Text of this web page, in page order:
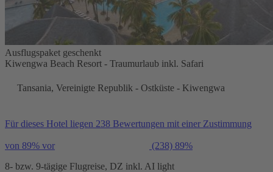
Ausflugspaket geschenkt
Kiwengwa Beach Resort - Traumurlaub inkl. Safari
Tansania, Vereinigte Republik - Ostküste - Kiwengwa
Für dieses Hotel liegen 238 Bewertungen mit einer Zustimmung
von 89% vor (238) 89%
8- bzw. 9-tägige Flugreise, DZ inkl. AI light